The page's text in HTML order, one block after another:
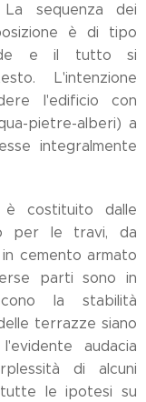
sequenza dei
è di tipo
e il tutto si
L'intenzione
l'edificio con
pietre-alberi) a
integralmente
è costituito dalle
per le travi, da
cemento armato
parti sono in
la stabilità
terrazze siano
audacia
di alcuni
le ipotesi su